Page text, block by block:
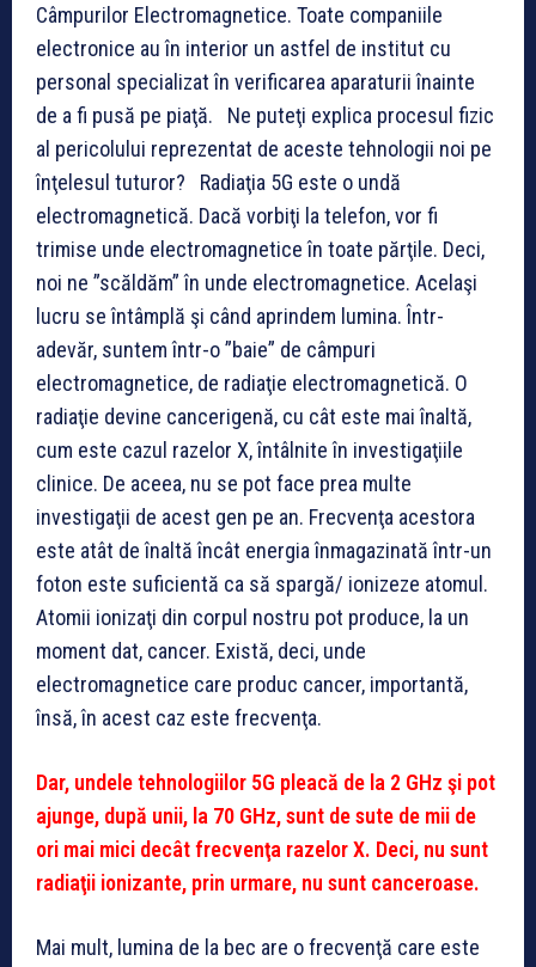
Câmpurilor Electromagnetice. Toate companiile
electronice au în interior un astfel de institut cu
personal specializat în verificarea aparaturii înainte
de a fi pusă pe piaţă. Ne puteţi explica procesul fizic
al pericolului reprezentat de aceste tehnologii noi pe
înţelesul tuturor? Radiaţia 5G este o undă
electromagnetică. Dacă vorbiţi la telefon, vor fi
trimise unde electromagnetice în toate părţile. Deci,
noi ne ”scăldăm” în unde electromagnetice. Acelaşi
lucru se întâmplă şi când aprindem lumina. Într-
adevăr, suntem într-o ”baie” de câmpuri
electromagnetice, de radiaţie electromagnetică. O
radiaţie devine cancerigenă, cu cât este mai înaltă,
cum este cazul razelor X, întâlnite în investigaţiile
clinice. De aceea, nu se pot face prea multe
investigaţii de acest gen pe an. Frecvenţa acestora
este atât de înaltă încât energia înmagazinată într-un
foton este suficientă ca să spargă/ ionizeze atomul.
Atomii ionizaţi din corpul nostru pot produce, la un
moment dat, cancer. Există, deci, unde
electromagnetice care produc cancer, importantă,
însă, în acest caz este frecvenţa.
Dar, undele tehnologiilor 5G pleacă de la 2 GHz şi pot
ajunge, după unii, la 70 GHz, sunt de sute de mii de
ori mai mici decât frecvenţa razelor X. Deci, nu sunt
radiaţii ionizante, prin urmare, nu sunt canceroase.
Mai mult, lumina de la bec are o frecvenţă care este